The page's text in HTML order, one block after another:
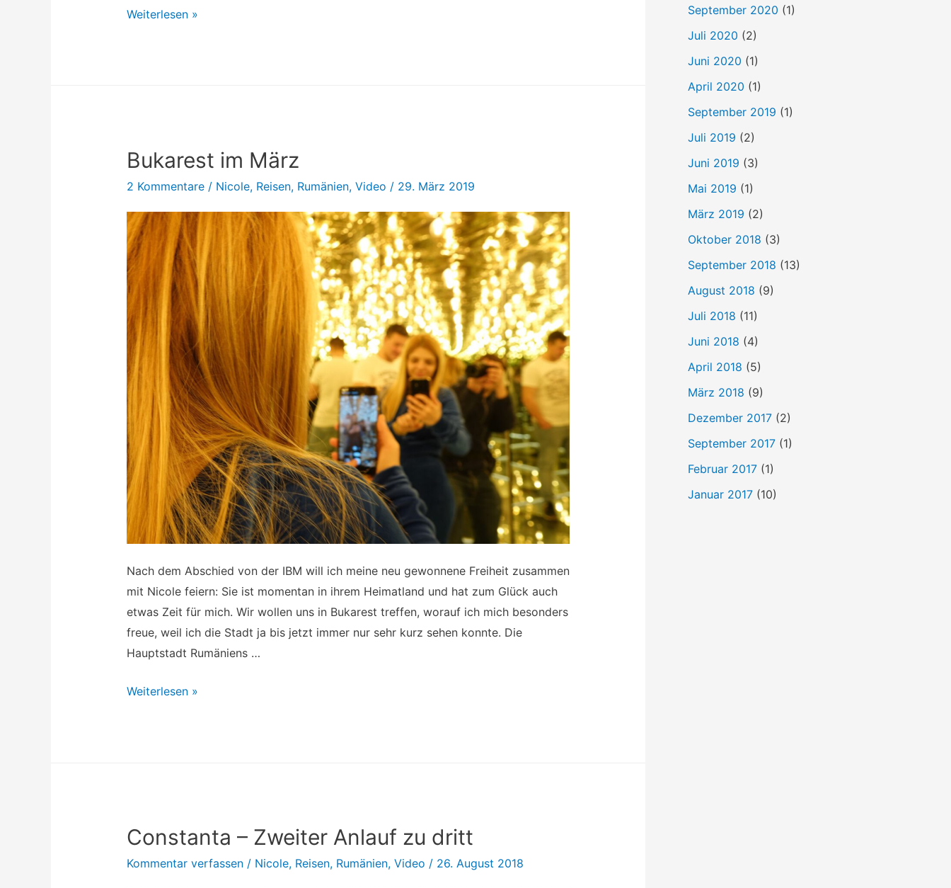
Mamaia
Weiterlesen »
Bukarest im März
2 Kommentare / Nicole, Reisen, Rumänien, Video / 29. März 2019
Nach dem Abschied von der IBM will ich meine neu gewonnene Freiheit zusammen
mit Nicole feiern: Sie ist momentan in ihrem Heimatland und hat zum Glück auch
etwas Zeit für mich. Wir wollen uns in Bukarest treffen, worauf ich mich besonders
freue, weil ich die Stadt ja bis jetzt immer nur sehr kurz sehen konnte. Die
Hauptstadt Rumäniens …
Bukarest
Weiterlesen »
Constanta – Zweiter Anlauf zu dritt
Kommentar verfassen / Nicole, Reisen, Rumänien, Video / 26. August 2018
September 2020 (1)
Juli 2020 (2)
Juni 2020 (1)
April 2020 (1)
September 2019 (1)
Juli 2019 (2)
Juni 2019 (3)
Mai 2019 (1)
März 2019 (2)
Oktober 2018 (3)
September 2018 (13)
August 2018 (9)
Juli 2018 (11)
Juni 2018 (4)
April 2018 (5)
März 2018 (9)
Dezember 2017 (2)
September 2017 (1)
Februar 2017 (1)
Januar 2017 (10)